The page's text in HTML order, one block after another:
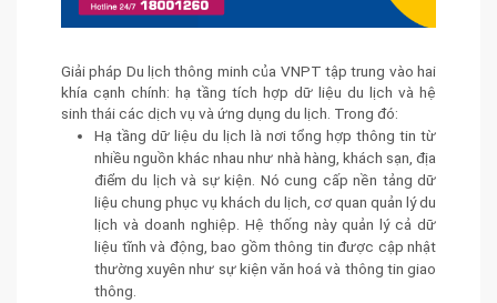
Giải pháp Du lịch thông minh của VNPT tập trung vào hai
khía cạnh chính: hạ tầng tích hợp dữ liệu du lịch và hệ
sinh thái các dịch vụ và ứng dụng du lịch. Trong đó:
Hạ tầng dữ liệu du lịch là nơi tổng hợp thông tin từ
nhiều nguồn khác nhau như nhà hàng, khách sạn, địa
điểm du lịch và sự kiện. Nó cung cấp nền tảng dữ
liệu chung phục vụ khách du lịch, cơ quan quản lý du
lịch và doanh nghiệp. Hệ thống này quản lý cả dữ
liệu tĩnh và động, bao gồm thông tin được cập nhật
thường xuyên như sự kiện văn hoá và thông tin giao
thông.